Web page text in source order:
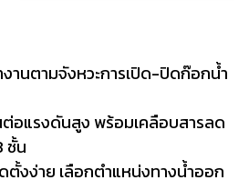
านตามจังหวะการเปิด-ปิดก๊อกน้ำ
อแรงดันสูง พร้อมเคลือบสารลด
ชั้น
งง่าย เลือกตำแหน่งทางน้ำออก